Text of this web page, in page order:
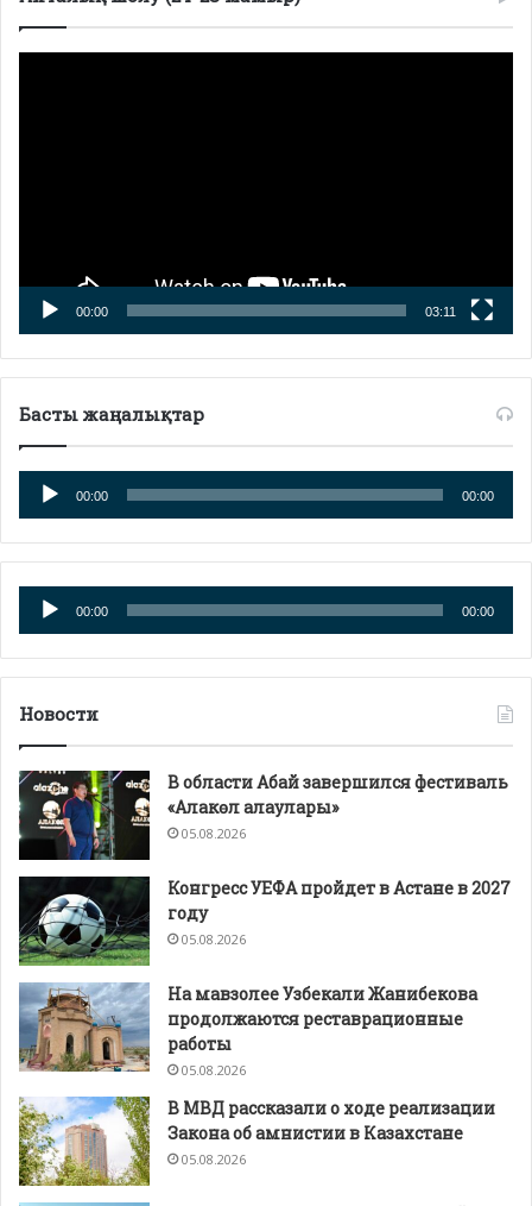
00:00 03:11
Басты жаңалықтар
Аудиоплеер
00:00 00:00
Аудиоплеер
00:00 00:00
Новости
В области Абай завершился фестиваль
«Алакөл алаулары»
05.08.2026
Конгресс УЕФА пройдет в Астане в 2027
году
05.08.2026
На мавзолее Узбекали Жанибекова
продолжаются реставрационные
работы
05.08.2026
В МВД рассказали о ходе реализации
Закона об амнистии в Казахстане
05.08.2026